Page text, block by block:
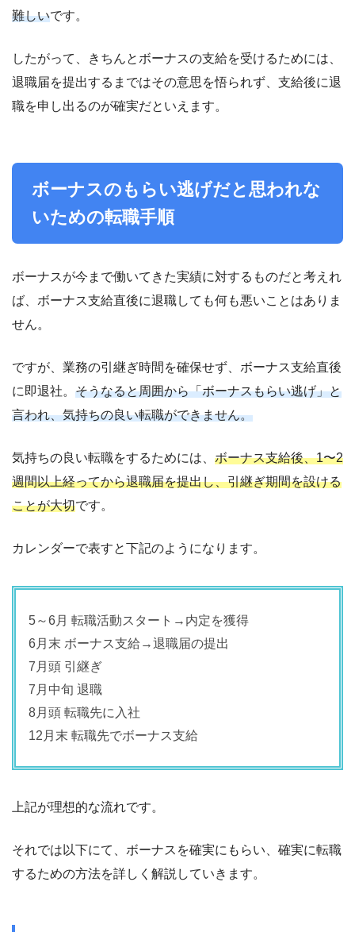
難しいです。
したがって、きちんとボーナスの支給を受けるためには、
退職届を提出するまではその意思を悟られず、支給後に退
職を申し出るのが確実だといえます。
ボーナスのもらい逃げだと思われな
いための転職手順
ボーナスが今まで働いてきた実績に対するものだと考えれ
ば、ボーナス支給直後に退職しても何も悪いことはありま
せん。
ですが、業務の引継ぎ時間を確保せず、ボーナス支給直後
に即退社。 そうなると周囲から「ボーナスもらい逃げ」と
言われ、気持ちの良い転職ができません。
気持ちの良い転職をするためには、 ボーナス支給後、1〜2
週間以上経ってから退職届を提出し、引継ぎ期間を設ける
ことが大切です。
カレンダーで表すと下記のようになります。
5～6月 転職活動スタート→内定を獲得
6月末 ボーナス支給→退職届の提出
7月頭 引継ぎ
7月中旬 退職
8月頭 転職先に入社
12月末 転職先でボーナス支給
上記が理想的な流れです。
それでは以下にて、ボーナスを確実にもらい、確実に転職
するための方法を詳しく解説していきます。